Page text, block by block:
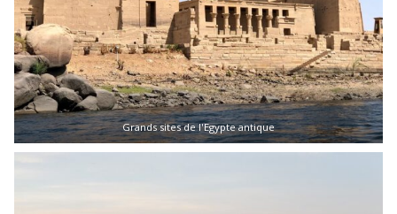
Grands sites de l'Egypte antique